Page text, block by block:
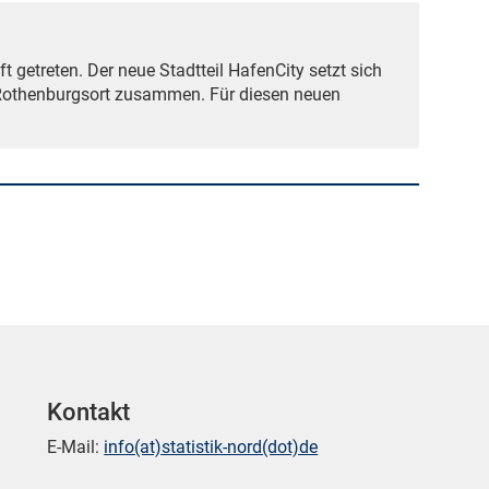
getreten. Der neue Stadtteil HafenCity setzt sich
zusammen. Für diesen neuen
Kontakt
E-Mail: info(at)statistik-nord(dot)de